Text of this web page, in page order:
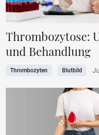
Thrombozytose:
und Behandlung
Thrombozyten Blutbild